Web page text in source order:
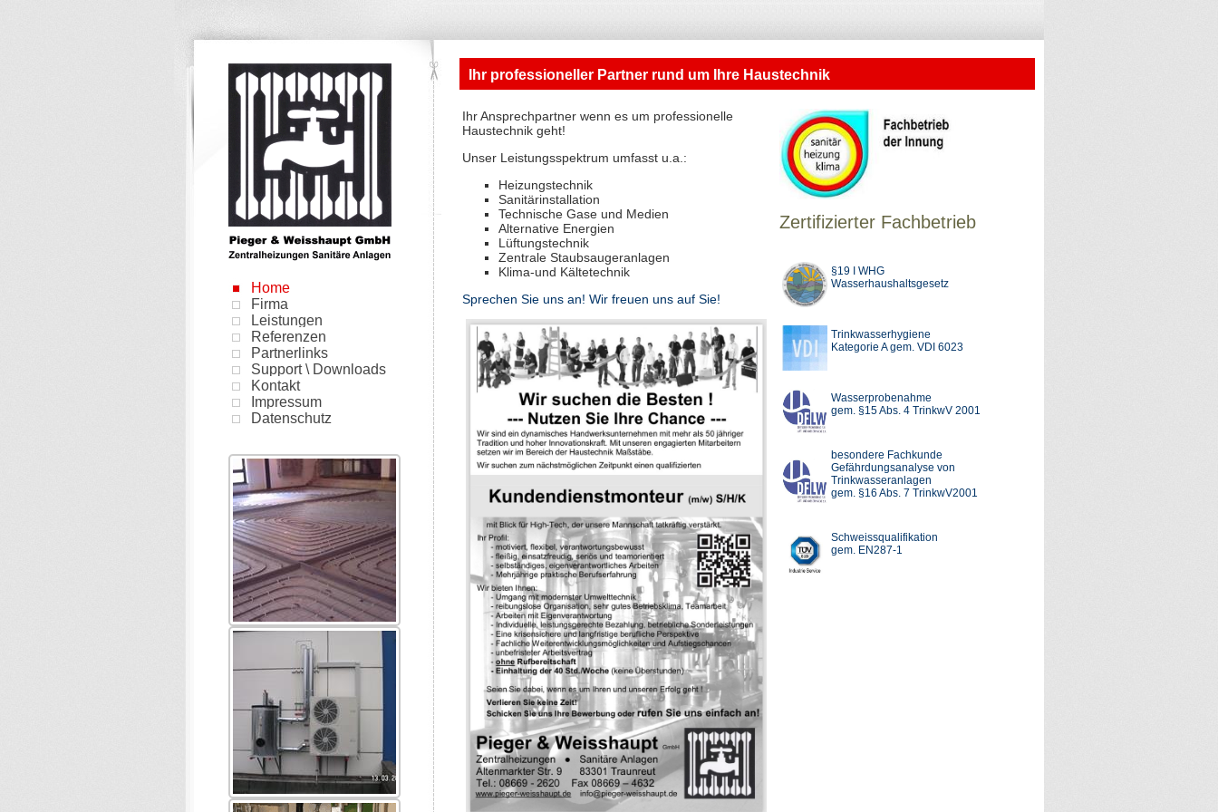
Home
Firma
Leistungen
Referenzen
Partnerlinks
Support \ Downloads
Kontakt
Impressum
Datenschutz
Ihr professioneller Partner rund um Ihre Haustechnik
Ihr Ansprechpartner wenn es um professionelle
Haustechnik geht!
Unser Leistungsspektrum umfasst u.a.:
Heizungstechnik
Sanitärinstallation
Technische Gase und Medien
Alternative Energien
Lüftungstechnik
Zentrale Staubsaugeranlagen
Klima-und Kältetechnik
Sprechen Sie uns an! Wir freuen uns auf Sie!
Zertifizierter Fachbetrieb
§19 I WHG
Wasserhaushaltsgesetz
Trinkwasserhygiene
Kategorie A gem. VDI 6023
Wasserprobenahme
gem. §15 Abs. 4 TrinkwV 2001
besondere Fachkunde
Gefährdungsanalyse von
Trinkwasseranlagen
gem. §16 Abs. 7 TrinkwV2001
Schweissqualifikation
gem. EN287-1